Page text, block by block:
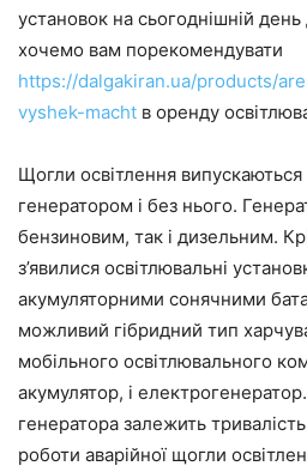
установок на сьогоднішній
хочемо вам порекомендувати
https://dalgakiran.ua/products/
vyshek-macht в оренду
Щогли освітлення
генератором і без нього.
бензиновим, так і дизельним.
з’явилися освітлювальні
акумуляторними сонячними
можливий гібридний тип
мобільного освітлювального
акумулятор, і
генератора залежить
роботи аварійної щогли